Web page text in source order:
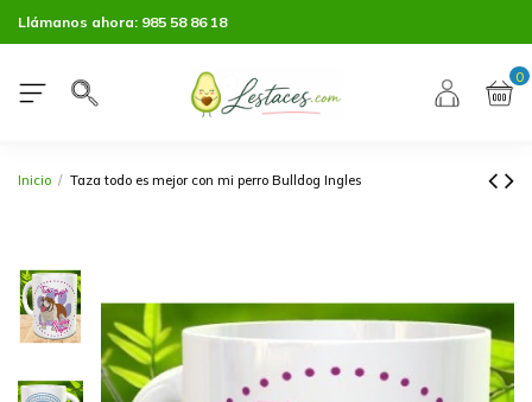
Llámanos ahora: 985 58 86 18
0
Inicio Taza todo es mejor con mi perro Bulldog Ingles